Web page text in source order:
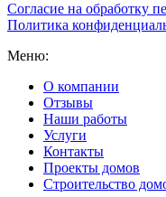
Согласие на обработку
Политика
Меню:
О компании
Отзывы
Наши работы
Услуги
Контакты
Проекты домов
Строительство